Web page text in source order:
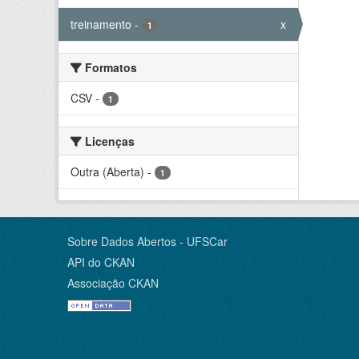
treinamento - 1 x
Formatos
CSV - 1
Licenças
Outra (Aberta) - 1
Sobre Dados Abertos - UFSCar
API do CKAN
Associação CKAN